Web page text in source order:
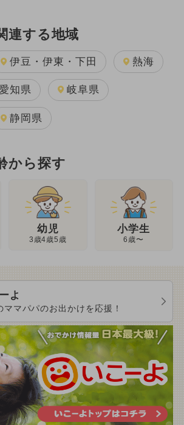
連する地域
伊豆・伊東・下田 熱海
知県 岐阜県
静岡県
から探す
幼児
3歳4歳5歳
小学生
6歳〜
よ
ママパパのお出かけを応援！